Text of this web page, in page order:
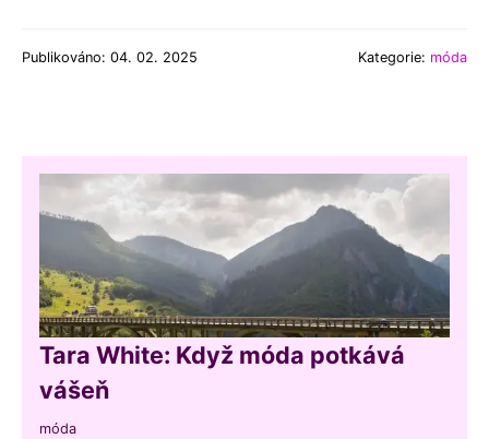
Publikováno: 04. 02. 2025 Kategorie: móda
Tara White: Když móda potkává
vášeň
móda